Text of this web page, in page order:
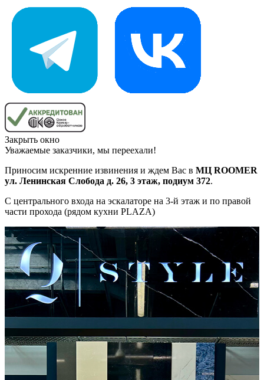
Закрыть окно
Уважаемые заказчики, мы переехали!
Приносим искренние извинения и ждем Вас в МЦ ROOMER
ул. Ленинская Слобода д. 26, 3 этаж, подиум 372.
С центрального входа на эскалаторе на 3-й этаж и по правой
части прохода (рядом кухни PLAZA)